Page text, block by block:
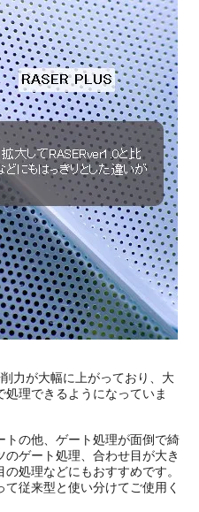
力が大幅に上がっており、大
理できるようになっていま
の他、ゲート処理が面倒で綺
ゲート処理、合わせ目が大き
処理などにもおすすめです。
従来型と使い分けてご使用く